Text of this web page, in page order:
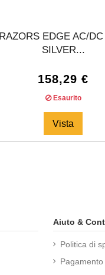
RAZORS EDGE AC/
SILVER...
158,29 €
Esaurito
Vista
Aiuto &
Politica di
Pagamento